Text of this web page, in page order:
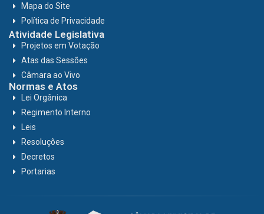
Mapa do Site
Política de Privacidade
Atividade Legislativa
Projetos em Votação
Atas das Sessões
Câmara ao Vivo
Normas e Atos
Lei Orgânica
Regimento Interno
Leis
Resoluções
Decretos
Portarias